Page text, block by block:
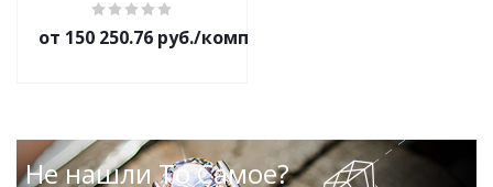
от 150 250.76 руб./комплект
Не нашли То Самое?